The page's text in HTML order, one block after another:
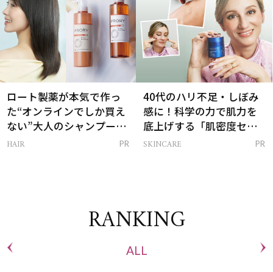
ロート製薬が本気で作っ
た“オンラインでしか買え
ない”大人のシャンプー＆
トリートメントって？
HAIR PR
40代のハリ不足・しぼみ
感に！科学の力で肌力を
底上げする「肌密度セラ
ム」
SKINCARE PR
RANKING
ALL